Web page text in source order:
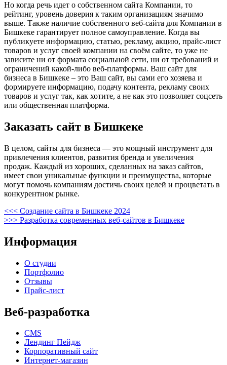
Но когда речь идет о собственном сайта Компании, то
рейтинг, уровень доверия к таким организациям значимо
выше. Также наличие собственного веб-сайта для Компании в
Бишкеке гарантирует полное самоуправление. Когда вы
публикуете информацию, статью, рекламу, акцию, прайс-лист
товаров и услуг своей компании на своём сайте, то уже не
зависите ни от формата социальной сети, ни от требований и
ограничений какой-либо веб-платформы. Ваш сайт для
бизнеса в Бишкеке – это Ваш сайт, вы сами его хозяева и
формируете информацию, подачу контента, рекламу своих
товаров и услуг так, как хотите, а не как это позволяет соцсеть
или общественная платформа.
Заказать сайт в Бишкеке
В целом, сайты для бизнеса — это мощный инструмент для
привлечения клиентов, развития бренда и увеличения
продаж. Каждый из хороших, сделанных на заказ сайтов,
имеет свои уникальные функции и преимущества, которые
могут помочь компаниям достичь своих целей и процветать в
конкурентном рынке.
Навигация
по
записям
Предыдущая
запись
<<< Создание сайта в Бишкеке 2024
Следующая
>>> Разработка современных веб-сайтов в Бишкеке
Информация
О студии
Портфолио
Отзывы
Прайс-лист
Веб-разработка
CMS
Лендинг Пейдж
Корпоративный сайт
Интернет-магазин